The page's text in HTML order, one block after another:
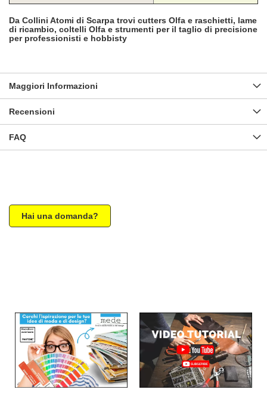
Da Collini Atomi di Scarpa trovi cutters Olfa e raschietti, lame
di ricambio, coltelli Olfa e strumenti per il taglio di precisione
per professionisti e hobbisty
Maggiori Informazioni
Recensioni
FAQ
Hai una domanda?